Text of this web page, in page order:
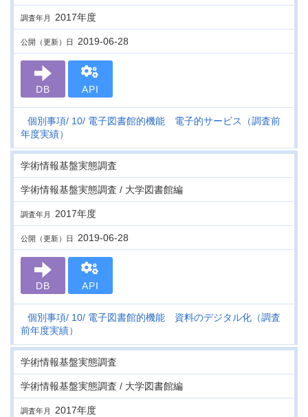
調査年月 2017年度
公開（更新）日 2019-06-28
DB API
個別事項 10 電子図書館的機能 電子的サービス（調査前
年度実績）
学術情報基盤実態調査
学術情報基盤実態調査 / 大学図書館編
調査年月 2017年度
公開（更新）日 2019-06-28
DB API
個別事項 10 電子図書館的機能 資料のデジタル化（調査
前年度実績）
学術情報基盤実態調査
学術情報基盤実態調査 / 大学図書館編
調査年月 2017年度